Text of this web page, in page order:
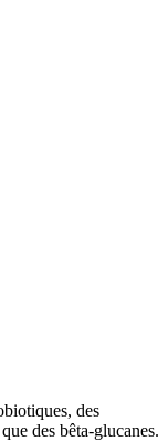
des
des bêta-glucanes.